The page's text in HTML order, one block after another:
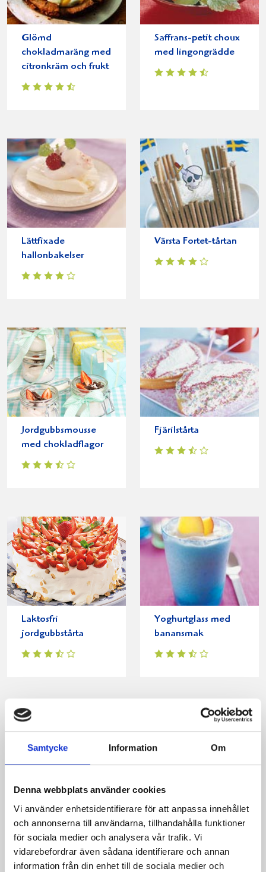
Samtycke Information Om
Denna webbplats använder cookies
Vi använder enhetsidentifierare för att anpassa innehållet
och annonserna till användarna, tillhandahålla funktioner
för sociala medier och analysera vår trafik. Vi
vidarebefordrar även sådana identifierare och annan
information från din enhet till de sociala medier och
Glömd
chokladmaräng med
citronkräm och frukt
Saffrans-petit choux
med lingongrädde
Lättfixade
hallonbakelser
Värsta Fortet-tårtan
Jordgubbsmousse
med chokladflagor
Fjärilstårta
Laktosfri
jordgubbstårta
Yoghurtglass med
banansmak
Produkter i receptet: